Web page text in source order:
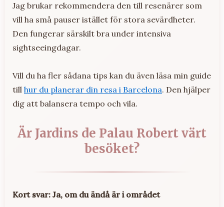
Jag brukar rekommendera den till resenärer som
vill ha små pauser istället för stora sevärdheter.
Den fungerar särskilt bra under intensiva
sightseeingdagar.
Vill du ha fler sådana tips kan du även läsa min guide
till hur du planerar din resa i Barcelona. Den hjälper
dig att balansera tempo och vila.
Är Jardins de Palau Robert värt
besöket?
Kort svar: Ja, om du ändå är i området